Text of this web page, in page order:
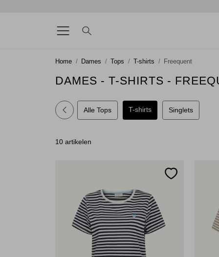
Home Dames Tops T-shirts Freequent
DAMES - T-SHIRTS -
Alle Tops Singlets
T-shirts
10 artikelen